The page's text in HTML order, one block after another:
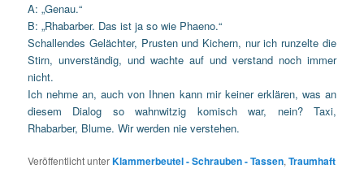
A: „Genau.“
B: „Rhabarber. Das ist ja so wie Phaeno.“
Schallendes Gelächter, Prusten und Kichern, nur ich runzelte die
Stirn, unverständig, und wachte auf und verstand noch immer
nicht.
Ich nehme an, auch von Ihnen kann mir keiner erklären, was an
diesem Dialog so wahnwitzig komisch war, nein? Taxi,
Rhabarber, Blume. Wir werden nie verstehen.
Veröffentlicht unterKlammerbeutel - Schrauben - Tassen,Traumhaft